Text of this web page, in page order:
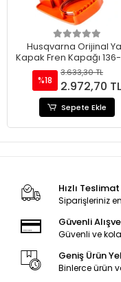
Husqvarna Orijinal
Kapak Fren Kapağı 136-
141-142
%18
3.633,30 TL
2.972,70 TL
Sepete Ekle
Hızlı Teslimat
Siparişleriniz
Güvenli
Güvenli ve
Geniş Ürün
Binlerce ürün